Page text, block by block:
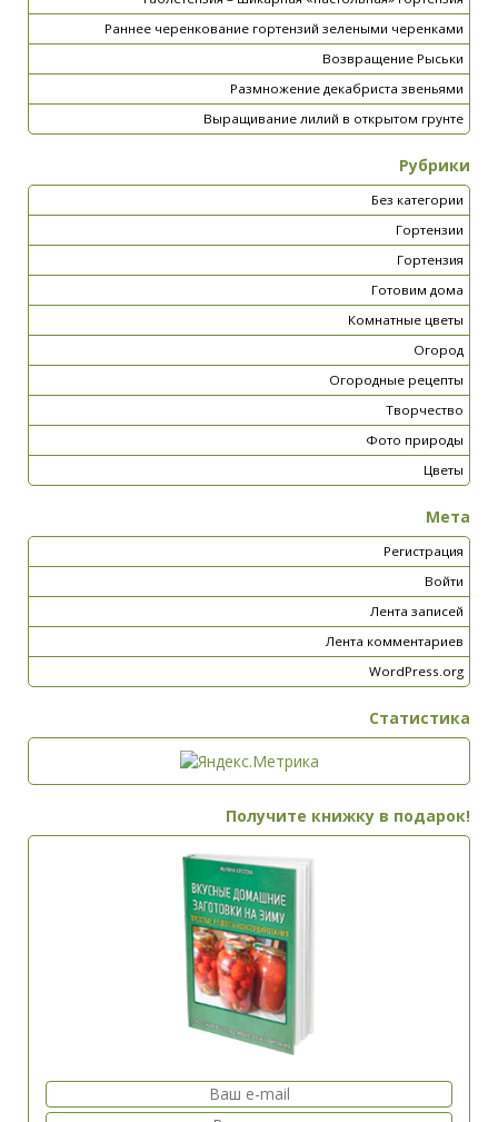
Раннее черенкование гортензий зелеными черенками
Возвращение Рыськи
Размножение декабриста звеньями
Выращивание лилий в открытом грунте
Рубрики
Без категории
Гортензии
Гортензия
Готовим дома
Комнатные цветы
Огород
Огородные рецепты
Творчество
Фото природы
Цветы
Мета
Регистрация
Войти
Лента записей
Лента комментариев
WordPress.org
Статистика
Получите книжку в подарок!